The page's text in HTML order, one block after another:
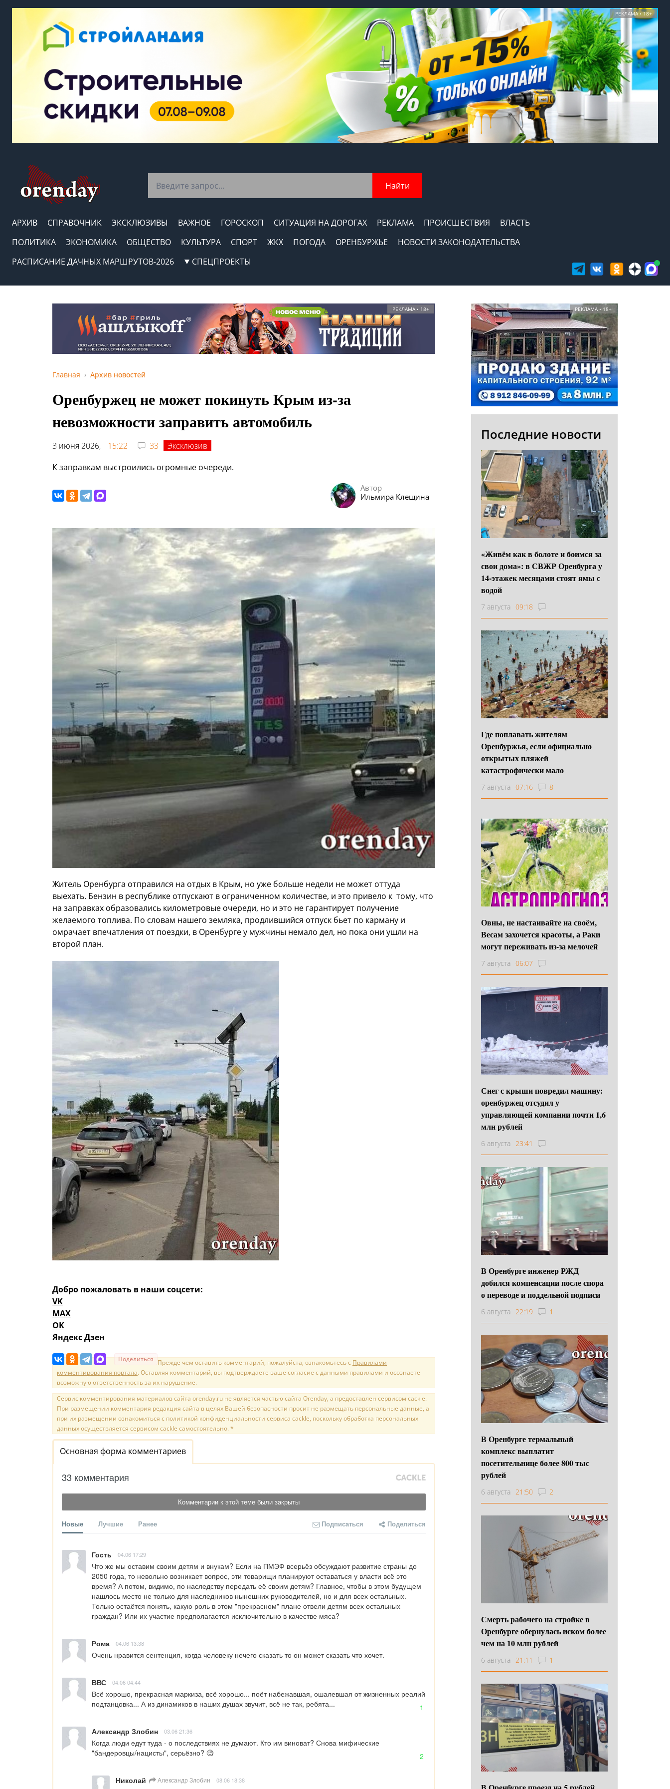
РЕКЛАМА • 18+
Найти
АРХИВ СПРАВОЧНИК ЭКСКЛЮЗИВЫ ВАЖНОЕ ГОРОСКОП СИТУАЦИЯ НА ДОРОГАХ РЕКЛАМА ПРОИСШЕСТВИЯ
ВЛАСТЬ
ПОЛИТИКА
ЭКОНОМИКА ОБЩЕСТВО КУЛЬТУРА СПОРТ ЖКХ ПОГОДА ОРЕНБУРЖЬЕ
НОВОСТИ ЗАКОНОДАТЕЛЬСТВА
РАСПИСАНИЕ ДАЧНЫХ МАРШРУТОВ-2026
СПЕЦПРОЕКТЫ
РЕКЛАМА • 18+
Главная Архив новостей
Оренбуржец не может покинуть Крым из-за
невозможности заправить автомобиль
3 июня 2026, 15:22 33
Эксклюзив
К заправкам выстроились огромные очереди.
Автор
Ильмира Клещина
Житель Оренбурга отправился на отдых в Крым, но уже больше недели не может оттуда
выехать. Бензин в республике отпускают в ограниченном количестве, и это привело к тому, что
на заправках образовались километровые очереди, но и это не гарантирует получение
желаемого топлива. По словам нашего земляка, продлившийся отпуск бьет по карману и
омрачает впечатления от поездки, в Оренбурге у мужчины немало дел, но пока они ушли на
второй план.
Добро пожаловать в наши соцсети:
VK
MAX
OK
Яндекс Дзен
Поделиться Прежде чем оставить комментарий, пожалуйста, ознакомьтесь с Правилами
комментирования портала. Оставляя комментарий, вы подтверждаете ваше согласие с данными правилами и осознаете
возможную ответственность за их нарушение.
Сервис комментирования материалов сайта orenday.ru не является частью сайта Orenday, а предоставлен сервисом cackle.
При размещении комментария редакция сайта в целях Вашей безопасности просит не размещать персональные данные, а
при их размещении ознакомиться с политикой конфиденциальности сервиса cackle, поскольку обработка персональных
данных осуществляется сервисом cackle самостоятельно. *
Основная форма комментариев
33 комментария
Комментарии к этой теме были закрыты
Новые Лучшие Ранее Подписаться Поделиться
Гость 04.06 17:29
Что же мы оставим своим детям и внукам? Если на ПМЭФ всерьёз обсуждают развитие страны до
2050 года, то невольно возникает вопрос, эти товарищи планируют оставаться у власти всё это
время? А потом, видимо, по наследству передать её своим детям? Главное, чтобы в этом будущем
нашлось место не только для наследников нынешних руководителей, но и для всех остальных.
Только остаётся понять, какую роль в этом "прекрасном" плане отвели детям всех остальных
граждан? Или их участие предполагается исключительно в качестве мяса?
Рома 04.06 13:38
Очень нравится сентенция, когда человеку нечего сказать то он может сказать что хочет.
ВВС 04.06 04:44
Всё хорошо, прекрасная маркиза, всё хорошо... поёт набежавшая, ошалевшая от жизненных реалий
подтанцовка... А из динамиков в наших душах звучит, всё не так, ребята...
1
Александр Злобин 03.06 21:36
Когда люди едут туда - о последствиях не думают. Кто им виноват? Снова мифические
"бандеровцы/нацисты", серьёзно? 🧐
2
Николай Александр Злобин 08.06 18:38
РЕКЛАМА • 18+
Последние новости
«Живём как в болоте и боимся за
свои дома»: в СВЖР Оренбурга у
14-этажек месяцами стоят ямы с
водой
7 августа 09:18
Где поплавать жителям
Оренбуржья, если официально
открытых пляжей
катастрофически мало
7 августа 07:16 8
Овны, не настаивайте на своём,
Весам захочется красоты, а Раки
могут переживать из-за мелочей
7 августа 06:07
Снег с крыши повредил машину:
оренбуржец отсудил у
управляющей компании почти 1,6
млн рублей
6 августа 23:41
В Оренбурге инженер РЖД
добился компенсации после спора
о переводе и поддельной подписи
6 августа 22:19 1
В Оренбурге термальный
комплекс выплатит
посетительнице более 800 тыс
рублей
6 августа 21:50 2
Смерть рабочего на стройке в
Оренбурге обернулась иском более
чем на 10 млн рублей
6 августа 21:11 1